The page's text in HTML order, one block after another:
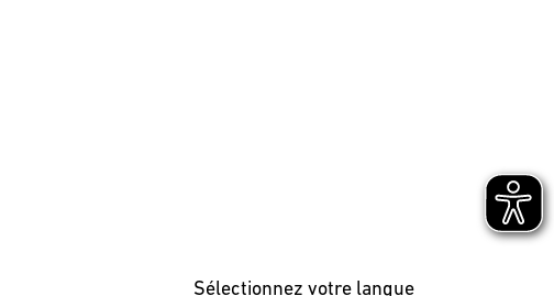
Sélectionnez votre langue